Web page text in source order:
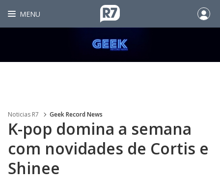
MENU
Noticias R7 Geek Record News
K-pop domina a semana
com novidades de Cortis e
Shinee